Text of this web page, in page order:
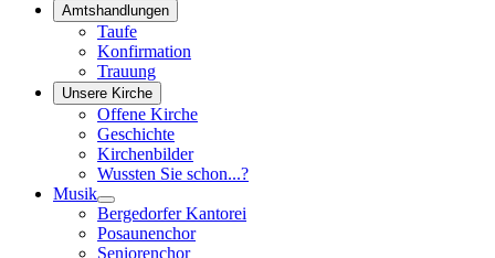
Amtshandlungen
Taufe
Konfirmation
Trauung
Unsere Kirche
Offene Kirche
Geschichte
Kirchenbilder
Wussten Sie schon...?
Musik
Bergedorfer Kantorei
Posaunenchor
Seniorenchor